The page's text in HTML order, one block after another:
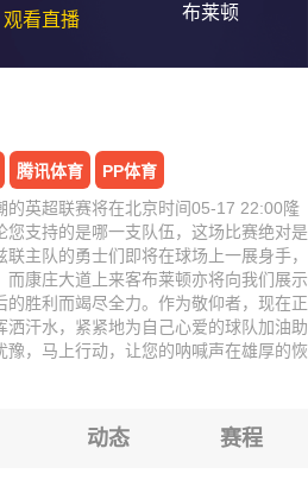
观看直播 布莱顿
腾讯体育
PP体育
的英超联赛将在北京时间05-17 22:00隆
您支持的是哪一支队伍，这场比赛绝对是
主队的勇士们即将在球场上一展身手，
康庄大道上来客布莱顿亦将向我们展示
胜利而竭尽全力。作为敬仰者，现在正
洒汗水，紧紧地为自己心爱的球队加油助
豫，马上行动，让您的呐喊声在雄厚的恢
动态 赛程